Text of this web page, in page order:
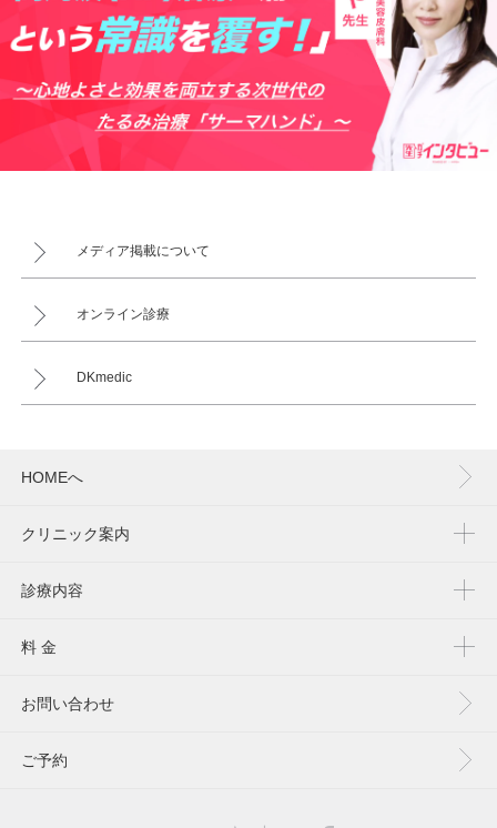
メディア掲載について
オンライン診療
DKmedic
HOMEへ
クリニック案内
診療内容
料 金
お問い合わせ
ご予約